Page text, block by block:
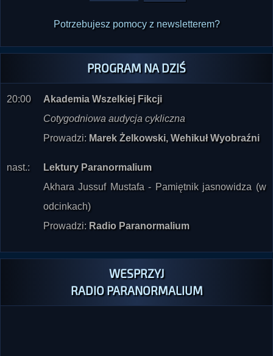
PROGRAM NA DZIŚ
Akademia Wszelkiej Fikcji
Cotygodniowa audycja cykliczna
Prowadzi:Marek Żelkowski, Wehikuł Wyobraźni
Lektury Paranormalium
Akhara Jussuf Mustafa - Pamiętnik jasnowidza (w
odcinkach)
Prowadzi:Radio Paranormalium
WESPRZYJ
RADIO PARANORMALIUM